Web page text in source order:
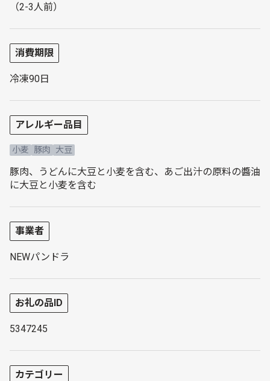
（2-3人前）
消費期限
冷凍90日
アレルギー品目
小麦 豚肉 大豆
豚肉、うどんに大豆と小麦を含む、あご出汁の原料の醬油
に大豆と小麦を含む
事業者
NEWパンドラ
お礼の品ID
5347245
カテゴリー